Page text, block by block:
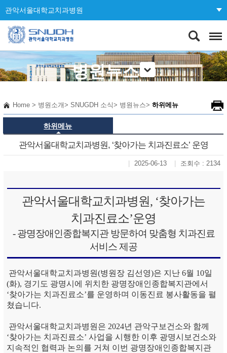
관악서울대학교치과병원
병원뉴스
Home> 병원소개 > SNUGDH 소식> 병원뉴스> 하위메뉴
하위메뉴
관악서울대학교치과병원, ‘찾아가는 치과진료소’ 운영
2025-06-13 조회수 : 2134
관악서울대학교치과병원, ‘찾아가는
치과진료소’운영
- 광명장애인종합복지관 방문하여 맞춤형 치과진료
서비스 제공
관악서울대학교치과병원(병원장 김선영)은 지난 6월 10일
(화), 경기도 광명시에 위치한 광명장애인종합복지관에서
‘찾아가는 치과진료소’를 운영하며 이동진료 봉사활동을 펼
쳤습니다.
관악서울대학교치과병원은 2024년 관악구보건소와 함께
‘찾아가는 치과진료소’ 사업을 시행한 이후 광명시보건소와
지속적인 협력과 논의를 거쳐 이번 광명장애인종합복지관